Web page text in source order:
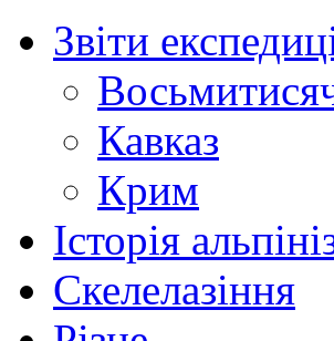
Звіти
Кавказ
Крим
Історія
Скелелазіння